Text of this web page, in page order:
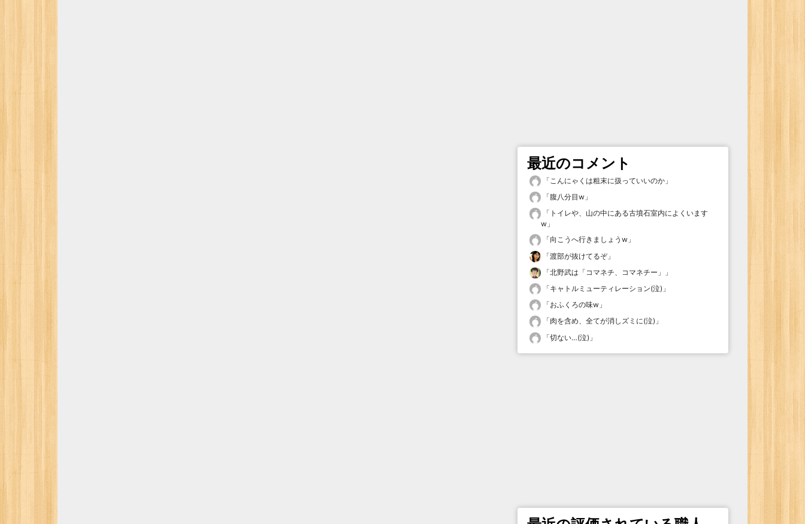
最近のコメント
「こんにゃくは粗末に扱っていいのか 」
「腹八分目w 」
「 トイレや、山の中にある古墳石室内によくいます
w 」
「向こうへ行きましょうw 」
「渡部が抜けてるぞ」
「北野武は「コマネチ、コマネチー」
」
「キャトルミューティレーション(泣) 」
「おふくろの味w 」
「肉を含め、全てが消しズミに(泣) 」
「切ない…(泣) 」